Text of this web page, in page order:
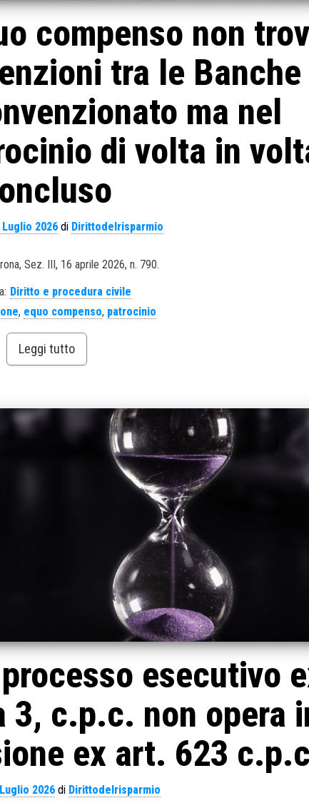
compenso non
tra le Banche
ma nel
di volta in
Luglio 2026di Dirittodelrisparmio
Sez. III, 16 aprile 2026, n. 790.
Diritto e procedura civile
, equo compenso, patrocinio
Leggi tutto
esecutivo
3, c.p.c. non opera
ex art. 623
2026di Dirittodelrisparmio